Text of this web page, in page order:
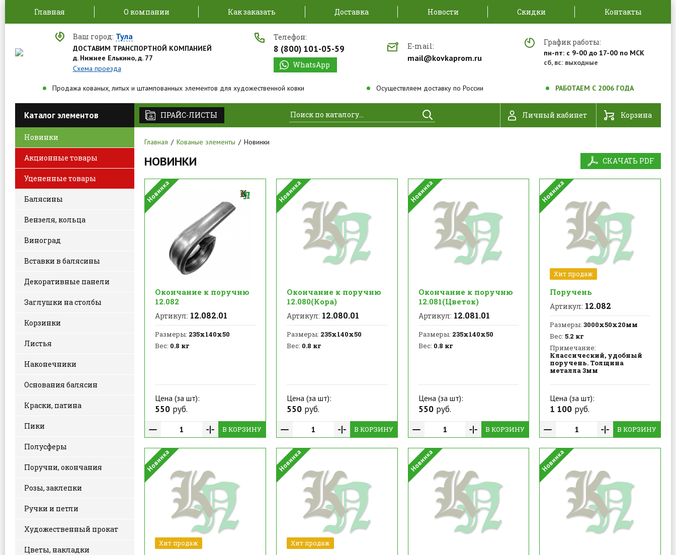
Главная О компании Как заказать Доставка Новости Скидки Контакты
Ваш город: Тула
ДОСТАВИМ ТРАНСПОРТНОЙ КОМПАНИЕЙ
д. Нижнее Елькино, д. 77
Схема проезда
Телефон:
8 (800) 101-05-59
WhatsApp
E-mail:
mail@kovkaprom.ru
График работы:
пн-пт: с 9-00 до 17-00 по МСК
сб, вс: выходные
Продажа кованых, литых и штампованных элементов для художественной ковки Осуществляем доставку по России РАБОТАЕМ С 2006 ГОДА
Каталог элементов
Новинки
Акционные товары
Уцененные товары
Балясины
Вензеля, кольца
Виноград
Вставки в балясины
Декоративные панели
Заглушки на столбы
Корзинки
Листья
Наконечники
Основания балясин
Краски, патина
Пики
Полусферы
Поручни, окончания
Розы, заклепки
Ручки и петли
Художественный прокат
Цветы, накладки
ПРАЙС-ЛИСТЫ Найти Личный кабинет Корзина
Главная Кованые элементы Новинки
НОВИНКИ СКАЧАТЬ PDF
Окончание к поручню
12.082
Артикул: 12.082.01
Размеры: 235х140х50
Вес: 0.8 кг
Цена (за шт):
550 руб.
В КОРЗИНУ
Окончание к поручню
12.080(Кора)
Артикул: 12.080.01
Размеры: 235х140х50
Вес: 0.8 кг
Цена (за шт):
550руб.
В КОРЗИНУ
Окончание к поручню
12.081(Цветок)
Артикул: 12.081.01
Размеры: 235х140х50
Вес: 0.8 кг
Цена (за шт):
550руб.
В КОРЗИНУ
Хит продаж
Поручень
Артикул: 12.082
Размеры: 3000х50х20мм
Вес: 5.2 кг
Примечание:
Классический, удобный
поручень. Толщина
металла 3мм
Цена (за шт):
1 100 руб.
В КОРЗИНУ
Хит продаж Хит продаж